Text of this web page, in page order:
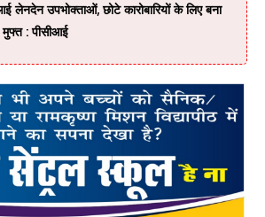
लेनदेन उपभोक्ताओं, छोटे कारोबारियों के लिए बना
मुफ्त : पीसीआई